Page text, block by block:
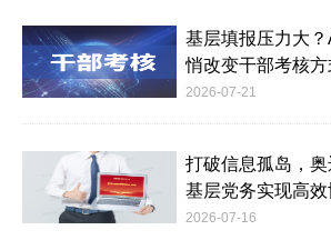
基层填报压力大
悄改变干部考核方
2026-07-21
打破信息孤岛，
基层党务实现高效
2026-07-16